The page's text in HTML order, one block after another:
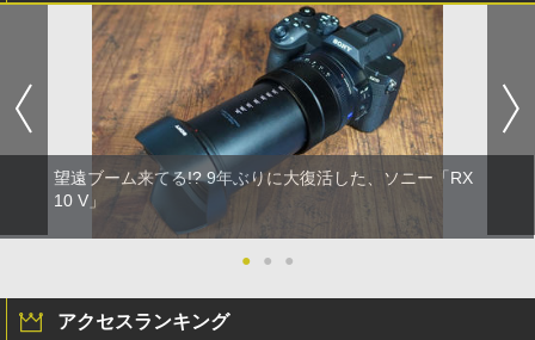
望遠ブーム来てる!? 9年ぶりに大復活した、ソニー「RX
10 V」
● ● ●
アクセスランキング